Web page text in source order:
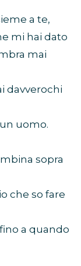
a te,
mi hai dato
mai
davverochi
uomo.
sopra
che so fare
a quando